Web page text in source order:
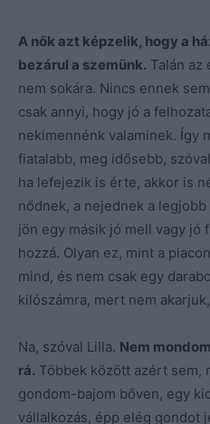
A nők azt képzelik, hogy a
bezárul a szemünk. Talán az
nem sokára. Nincs ennek
csak annyi, hogy jó a
nekimennénk valaminek. Így
fiatalabb, meg idősebb,
ha lefejezik is érte, akkor is
nődnek, a nejednek a
jön egy másik jó mell vagy jó
hozzá. Olyan ez, mint a
mind, és nem csak egy
kilószámra, mert nem
Na, szóval Lilla. Nem
rá. Többek között azért sem,
gondom-bajom bőven, egy
vállalkozás, épp elég gondot